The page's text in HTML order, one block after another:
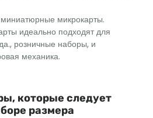
микрокарты.
идеально подходят для
розничные наборы, и
механика.
которые следует
размера